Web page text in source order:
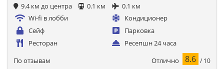
9.4 км до центра 0.1 км
0.1 км
Wi-fi в лобби
Кондиционер
Сейф
Парковка
Ресторан
Ресепшн 24 часа
По отзывам Отлично 8.6 / 10